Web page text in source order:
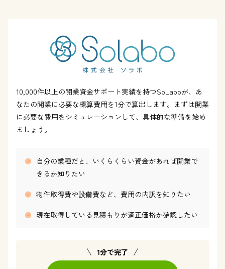
10,000件以上の開業資金サポート実績を持つSoLaboが、あ
なたの開業に必要な概算費用を1分で算出します。まずは開業
に必要な費用をシミュレーションして、具体的な準備を始め
ましょう。
自分の業種だと、いくらくらい資金があれば開業で
きるか知りたい
物件取得費や設備費など、費用の内訳を知りたい
現在取得している見積もりが適正価格か確認したい
1分で完了